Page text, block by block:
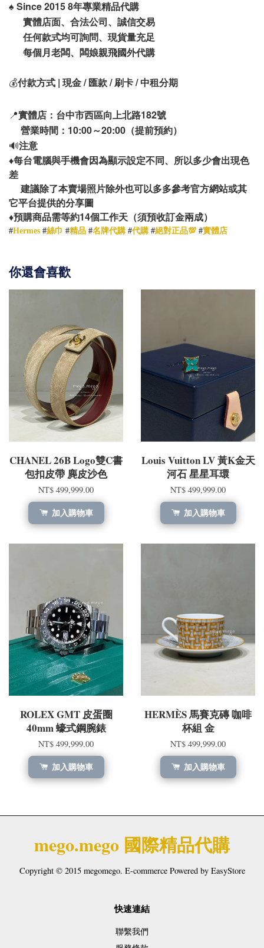
♠️ Since 2015 8年專業精品代購
實體店面、合法公司、誠信交易
任何款式均可詢問、現貨量充足
每個月老闆、闆娘親飛國外代購
💰付款方式 | 現金 / 匯款 / 刷卡 / 中租分期
📍實體店：台中市西區向上北路182號
營業時間：10:00～20:00（提前預約）
🔊注意
♦️每台電腦與手機會因為顯示設定不同、所以多少會出現色
差
建議除了本賣場照片除外也可以多多參考官方網站或其
它平台提供的分享圖
♦️預購商品需等約14個工作天（須預收訂金兩成）
#Hermes #絲巾 #精品 #名牌代購 #代購 #絕對正品💯 #實體店
你還會喜歡
CHANEL 26B Logo雙C書
包扣皮帶 麂皮沙色
NT$ 499,999.00
加入購物車
Louis Vuitton LV 黃K金天
河石 星星耳環
NT$ 499,999.00
加入購物車
ROLEX GMT 皮蛋圈
40mm 蠔式鋼腕錶
NT$ 499,999.00
加入購物車
HERMÈS 馬賽克磚 咖啡
杯組 金
NT$ 499,999.00
加入購物車
mego.mego 國際精品代購
Copyright © 2015 megomego. E-commerce Powered by EasyStore
快速連結
聯繫我們